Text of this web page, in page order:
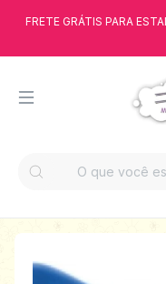
FRETE GRÁTIS PARA